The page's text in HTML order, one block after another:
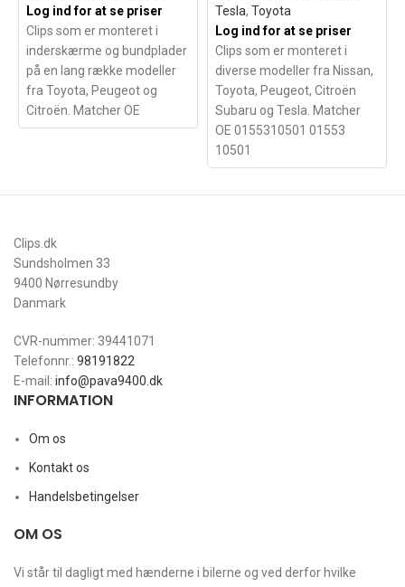
Log ind for at se priser
Clips som er monteret i
inderskærme og bundplader
på en lang række modeller
fra Toyota, Peugeot og
Citroën. Matcher OE
Tesla, Toyota
Log ind for at se priser
Clips som er monteret i
diverse modeller fra Nissan,
Toyota, Peugeot, Citroën
Subaru og Tesla. Matcher
OE 0155310501 01553
10501
Clips.dk
Sundsholmen 33
9400 Nørresundby
Danmark
CVR-nummer: 39441071
Telefonnr.: 98191822
E-mail: info@pava9400.dk
INFORMATION
Om os
Kontakt os
Handelsbetingelser
OM OS
Vi står til dagligt med hænderne i bilerne og ved derfor hvilke